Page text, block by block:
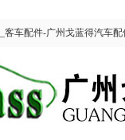
车配件-广州戈蓝得汽车配